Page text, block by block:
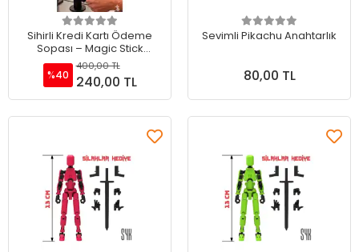
Sepete Ekle
Sihirli Kredi Kartı Ödeme
Sopası – Magic Stick
Temassız Ödeme Sopası
Mor
%40
400,00 TL
240,00 TL
Sepete Ekle
Sevimli Pikachu Anahtarlık
80,00 TL